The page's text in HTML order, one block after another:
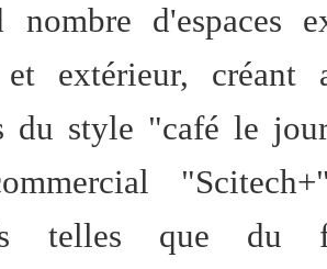
nombre d'espaces
extérieur, créant
du style "café le
telles que du